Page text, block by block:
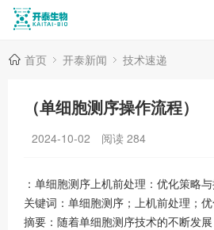
首页 开泰新闻 技术速递
（单细胞测序操作流程）
2024-10-02 阅读 284
：单细胞测序上机前处理：优化策略
关键词：单细胞测序；上机前处理；
摘要：随着单细胞测序技术的不断发